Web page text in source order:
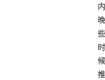
内
晚
些
时
候
推